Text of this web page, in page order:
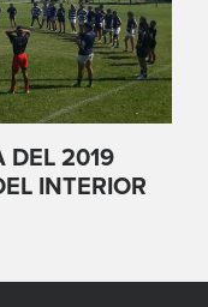
DEL 2019
INTERIOR